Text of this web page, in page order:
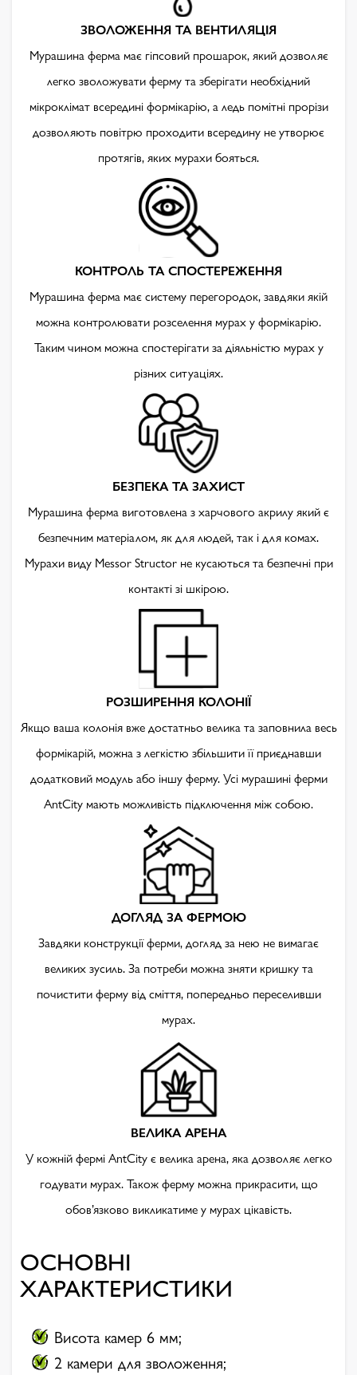
ЗВОЛОЖЕННЯ ТА ВЕНТИЛЯЦІЯ
Мурашина ферма має гіпсовий прошарок, який дозволяє
легко зволожувати ферму та зберігати необхідний
мікроклімат всередині формікарію, а ледь помітні прорізи
дозволяють повітрю проходити всередину не утворює
протягів, яких мурахи бояться.
КОНТРОЛЬ ТА СПОСТЕРЕЖЕННЯ
Мурашина ферма має систему перегородок, завдяки якій
можна контролювати розселення мурах у формікарію.
Таким чином можна спостерігати за діяльністю мурах у
різних ситуаціях.
БЕЗПЕКА ТА ЗАХИСТ
Мурашина ферма виготовлена з харчового акрилу який є
безпечним матеріалом, як для людей, так і для комах.
Мурахи виду Messor Structor не кусаються та безпечні при
контакті зі шкірою.
РОЗШИРЕННЯ КОЛОНІЇ
Якщо ваша колонія вже достатньо велика та заповнила весь
формікарій, можна з легкістю збільшити її приєднавши
додатковий модуль або іншу ферму. Усі мурашині ферми
AntCity мають можливість підключення між собою.
ДОГЛЯД ЗА ФЕРМОЮ
Завдяки конструкції ферми, догляд за нею не вимагає
великих зусиль. За потреби можна зняти кришку та
почистити ферму від сміття, попередньо переселивши
мурах.
ВЕЛИКА АРЕНА
У кожній фермі AntCity є велика арена, яка дозволяє легко
годувати мурах. Також ферму можна прикрасити, що
обов’язково викликатиме у мурах цікавість.
ОСНОВНІ
ХАРАКТЕРИСТИКИ
Висота камер 6 мм;
2 камери для зволоження;